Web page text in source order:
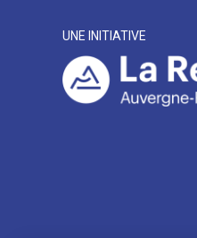
UNE INITIATIVE